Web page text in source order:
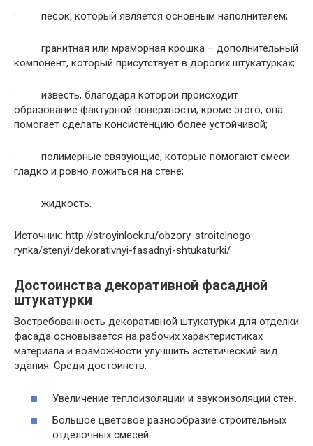
· песок, который является основным наполнителем;
·
гранитная или мраморная крошка – дополнительный
компонент, который присутствует в дорогих штукатурках;
·
известь, благодаря которой происходит
образование фактурной поверхности; кроме этого, она
помогает сделать консистенцию более устойчивой;
·
полимерные связующие, которые помогают смеси
гладко и ровно ложиться на стене;
· жидкость.
Источник: http://stroyinlock.ru/obzory-stroitelnogo-
rynka/stenyi/dekorativnyi-fasadnyi-shtukaturki/
Достоинства декоративной фасадной
штукатурки
Востребованность декоративной штукатурки для отделки
фасада основывается на рабочих характеристиках
материала и возможности улучшить эстетический вид
здания. Среди достоинств:
Увеличение теплоизоляции и звукоизоляции стен.
Большое цветовое разнообразие строительных
отделочных смесей.